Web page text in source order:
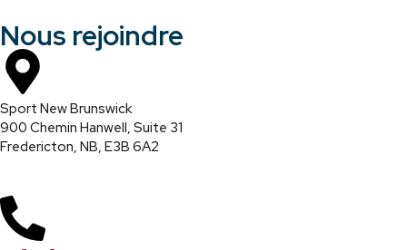
Nous rejoindre
Sport New Brunswick
900 Chemin Hanwell, Suite 31
Fredericton, NB, E3B 6A2